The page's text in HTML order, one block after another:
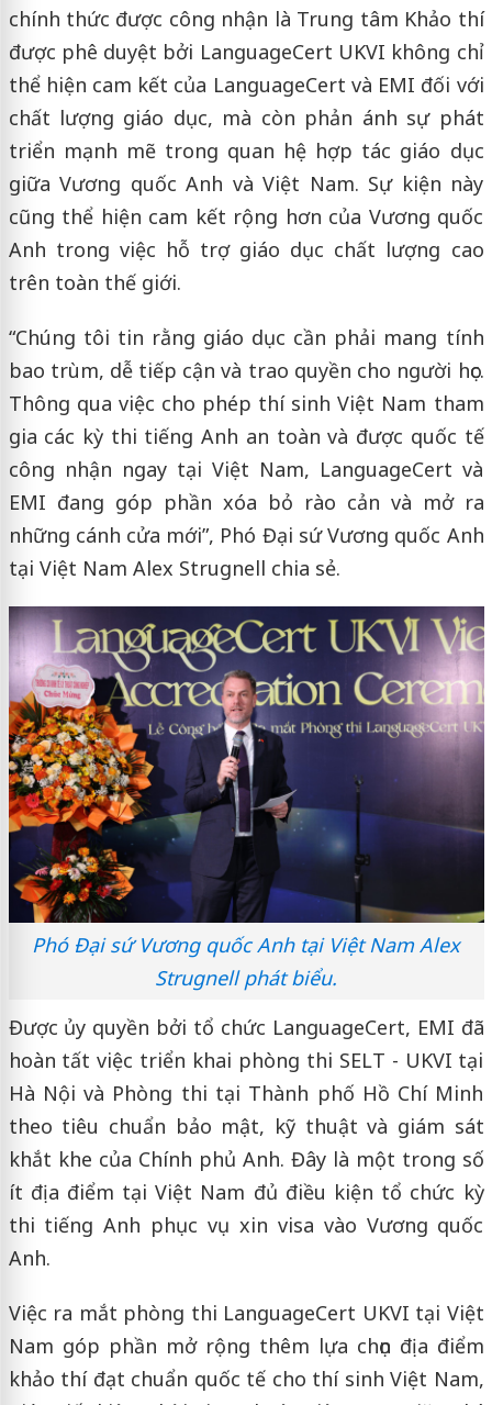
chính thức được công nhận là Trung tâm Khảo thí
được phê duyệt bởi LanguageCert UKVI không chỉ
thể hiện cam kết của LanguageCert và EMI đối với
chất lượng giáo dục, mà còn phản ánh sự phát
triển mạnh mẽ trong quan hệ hợp tác giáo dục
giữa Vương quốc Anh và Việt Nam. Sự kiện này
cũng thể hiện cam kết rộng hơn của Vương quốc
Anh trong việc hỗ trợ giáo dục chất lượng cao
trên toàn thế giới.
“Chúng tôi tin rằng giáo dục cần phải mang tính
bao trùm, dễ tiếp cận và trao quyền cho người học.
Thông qua việc cho phép thí sinh Việt Nam tham
gia các kỳ thi tiếng Anh an toàn và được quốc tế
công nhận ngay tại Việt Nam, LanguageCert và
EMI đang góp phần xóa bỏ rào cản và mở ra
những cánh cửa mới”, Phó Đại sứ Vương quốc Anh
tại Việt Nam Alex Strugnell chia sẻ.
Phó Đại sứ Vương quốc Anh tại Việt Nam Alex
Strugnell phát biểu.
Được ủy quyền bởi tổ chức LanguageCert, EMI đã
hoàn tất việc triển khai phòng thi SELT - UKVI tại
Hà Nội và Phòng thi tại Thành phố Hồ Chí Minh
theo tiêu chuẩn bảo mật, kỹ thuật và giám sát
khắt khe của Chính phủ Anh. Đây là một trong số
ít địa điểm tại Việt Nam đủ điều kiện tổ chức kỳ
thi tiếng Anh phục vụ xin visa vào Vương quốc
Anh.
Việc ra mắt phòng thi LanguageCert UKVI tại Việt
Nam góp phần mở rộng thêm lựa chọn địa điểm
khảo thí đạt chuẩn quốc tế cho thí sinh Việt Nam,